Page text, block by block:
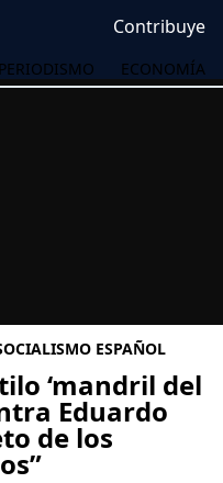
Contribuye
PERIODISMO ECONOMÍA
ESPAÑOL
‘mandril del
Eduardo
de los